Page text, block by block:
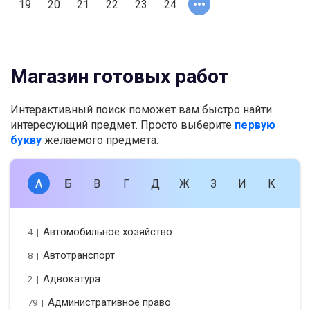
19 20 21 22 23 24
Магазин готовых работ
Интерактивный поиск поможет вам быстро найти
интересующий предмет. Просто выберите первую
букву желаемого предмета.
А Б В Г Д Ж З И К
4 | Автомобильное хозяйство
8 | Автотранспорт
2 | Адвокатура
79 | Административное право